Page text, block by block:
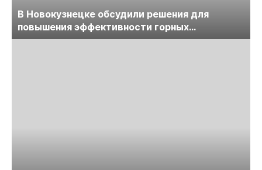
В Новокузнецке обсудили решения для
повышения эффективности горных
предприятий